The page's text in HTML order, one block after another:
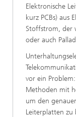
Elektronische
kurz PCBs) aus
Stoffstrom, der
oder auch
vor ein
Methoden mit
um den
Leiterplatten zu